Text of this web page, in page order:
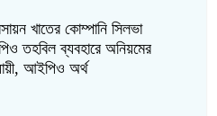
খাতের কোম্পানি সিলভা
তহবিল ব্যবহারে অনিয়মের
আইপিও অর্থ